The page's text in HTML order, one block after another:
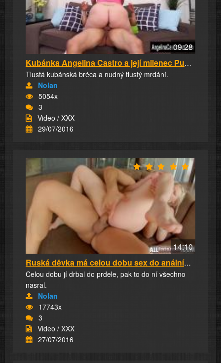
09:28
Kubánka Angelina Castro a její milenec Puerto...
Tlustá kubánská bréca a nudný tlustý mrdání.
Nolan
5054x
3
Video / XXX
29/07/2016
14:10
Ruská děvka má celou dobu sex do análního výf...
Celou dobu jí drbal do prdele, pak to do ní všechno
nasral.
Nolan
17743x
3
Video / XXX
27/07/2016